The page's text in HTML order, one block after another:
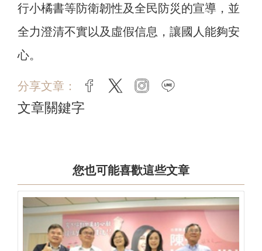
行小橘書等防衛韌性及全民防災的宣導，並
全力澄清不實以及虛假信息，讓國人能夠安
心。
分享文章： facebook
twitter instagram
文章關鍵字
您也可能喜歡這些文章